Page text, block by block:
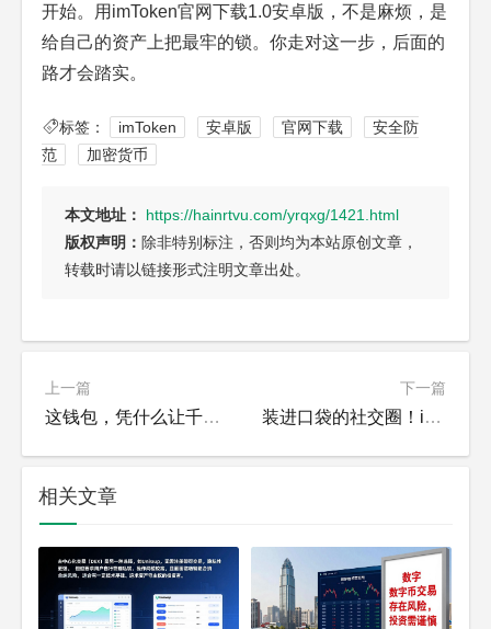
开始。用imToken官网下载1.0安卓版，不是麻烦，是
给自己的资产上把最牢的锁。你走对这一步，后面的
路才会踏实。
标签： imToken 安卓版 官网下载
安全防
范
加密货币
本文地址：
https://hainrtvu.com/yrqxg/1421.html
版权声明： 除非特别标注，否则均为本站原创文章，
转载时请以链接形式注明文章出处。
上一篇
这钱包，凭什么让千万人「敢」存身家？
下一篇
装进口袋的社交圈！im钱包让你边转账边唠嗑
相关文章